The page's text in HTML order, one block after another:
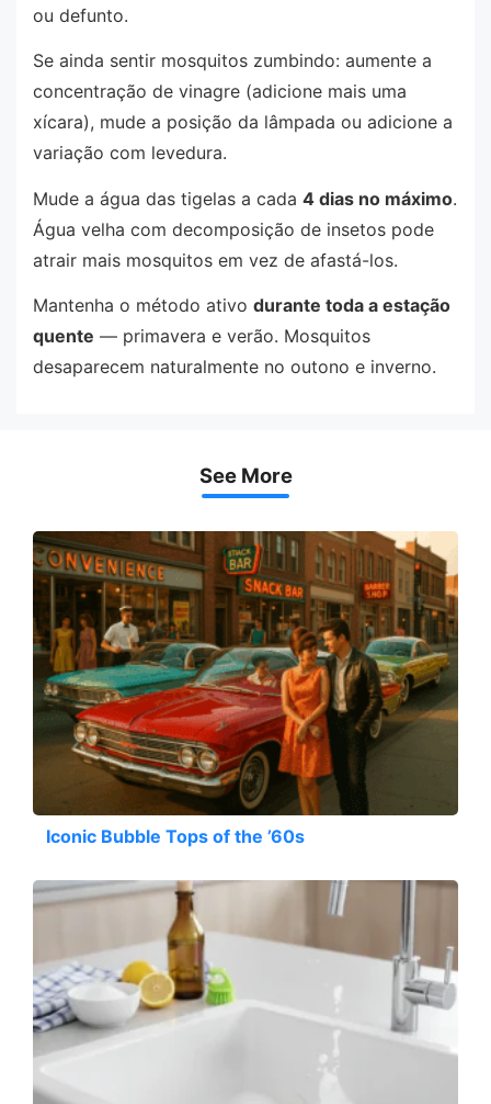
ou defunto.
Se ainda sentir mosquitos zumbindo: aumente a
concentração de vinagre (adicione mais uma
xícara), mude a posição da lâmpada ou adicione a
variação com levedura.
Mude a água das tigelas a cada 4 dias no máximo.
Água velha com decomposição de insetos pode
atrair mais mosquitos em vez de afastá-los.
Mantenha o método ativo durante toda a estação
quente — primavera e verão. Mosquitos
desaparecem naturalmente no outono e inverno.
See More
Iconic Bubble Tops of the ’60s